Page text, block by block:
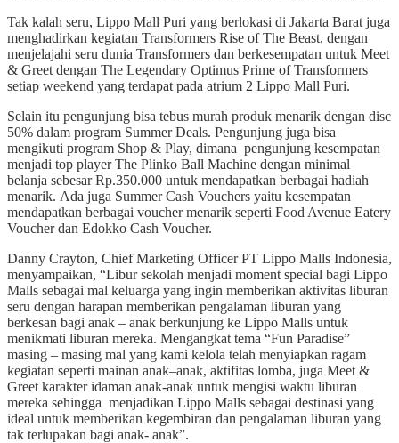
Tak kalah seru, Lippo Mall Puri yang berlokasi di Jakarta Barat juga
menghadirkan kegiatan Transformers Rise of The Beast, dengan
menjelajahi seru dunia Transformers dan berkesempatan untuk Meet
& Greet dengan The Legendary Optimus Prime of Transformers
setiap weekend yang terdapat pada atrium 2 Lippo Mall Puri.
Selain itu pengunjung bisa tebus murah produk menarik dengan disc
50% dalam program Summer Deals. Pengunjung juga bisa
mengikuti program Shop & Play, dimana pengunjung kesempatan
menjadi top player The Plinko Ball Machine dengan minimal
belanja sebesar Rp.350.000 untuk mendapatkan berbagai hadiah
menarik. Ada juga Summer Cash Vouchers yaitu kesempatan
mendapatkan berbagai voucher menarik seperti Food Avenue Eatery
Voucher dan Edokko Cash Voucher.
Danny Crayton, Chief Marketing Officer PT Lippo Malls Indonesia,
menyampaikan, “Libur sekolah menjadi moment special bagi Lippo
Malls sebagai mal keluarga yang ingin memberikan aktivitas liburan
seru dengan harapan memberikan pengalaman liburan yang
berkesan bagi anak – anak berkunjung ke Lippo Malls untuk
menikmati liburan mereka. Mengangkat tema “Fun Paradise”
masing – masing mal yang kami kelola telah menyiapkan ragam
kegiatan seperti mainan anak–anak, aktifitas lomba, juga Meet &
Greet karakter idaman anak-anak untuk mengisi waktu liburan
mereka sehingga menjadikan Lippo Malls sebagai destinasi yang
ideal untuk memberikan kegembiran dan pengalaman liburan yang
tak terlupakan bagi anak- anak”.